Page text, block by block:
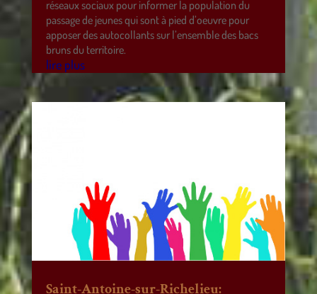
réseaux sociaux pour informer la population du
passage de jeunes qui sont à pied d’oeuvre pour
apposer des autocollants sur l’ensemble des bacs
bruns du territoire.
lire plus
Saint-Antoine-sur-Richelieu: